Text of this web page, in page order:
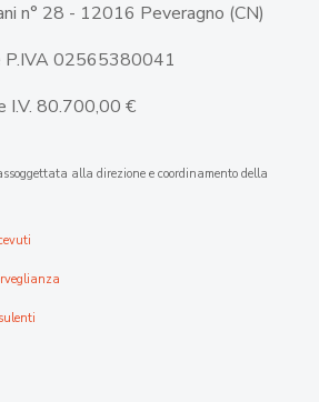
n° 28 - 12016 Peveragno (CN)
P.IVA 02565380041
I.V. 80.700,00 €
alla direzione e coordinamento della